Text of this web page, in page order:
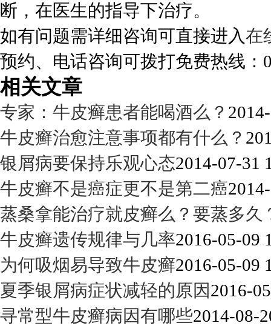
断，在医生的指导下治疗。
如有问题需详细咨询可直接进入在
预约、电话咨询可拨打免费热线：
相关文章
专家：牛皮癣患者能喝酒么？
牛皮癣治愈注意事项都有什么？
银屑病要保持乐观心态2014-07-31
牛皮癣不是癌症更不是第二癌
蒸桑拿能治疗就皮癣么？要蒸多久
牛皮癣遗传规律与几率2016-05-09
为何吸烟易导致牛皮癣2016-05-09
夏季银屑病症状减轻的原因2016-
寻常型牛皮癣病因有哪些2014-08-